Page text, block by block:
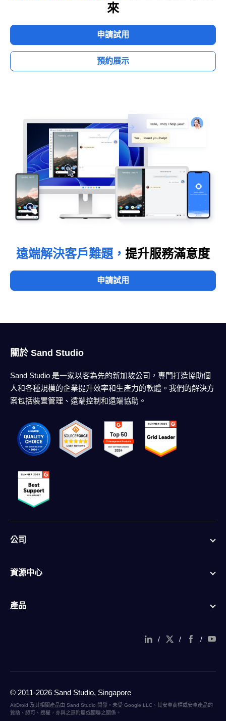
來
申請試用
預約展示
遠端解決客戶難題， 提升服務滿意度
申請試用
關於 Sand Studio
Sand Studio 是一家以客為先的新加坡公司，專門打造協助個
人和各種規模的企業提升效率和生產力的軟體。我們的解決方
案包括裝置管理、遠端控制和遠端協助。
公司
資源中心
產品
/ / /
© 2011-2026 Sand Studio, Singapore
AirDroid 及其相關產品由 Sand Studio 開發，未受 Google LLC、其安卓商標或安卓產品的
贊助、認可、授權，亦與之無附屬或關聯之關係。